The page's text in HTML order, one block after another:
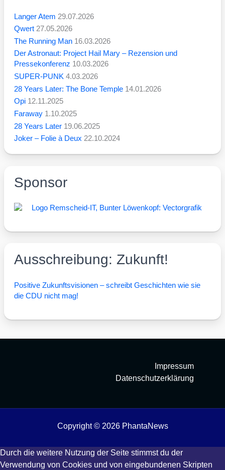
Langer Atem 29.07.2026
Qwert 27.05.2026
The Running Man 16.03.2026
Der Astronaut: Project Hail Mary – Rezension und
Pressekonferenz 10.03.2026
SUPER-PUNK 4.03.2026
28 Years Later: The Bone Temple 14.01.2026
Opi 12.11.2025
Faraway 1.10.2025
28 Years Later 19.06.2025
Joker – Folie à Deux 22.10.2024
Sponsor
Ausschreibung: Zukunft!
Posi­ti­ve Zukunfts­vi­sio­nen – schreibt Geschich­ten wie sie
die CDU nicht mag!
Impressum
Datenschutzerklärung
Copyright © 2026 PhantaNews
Durch die weitere Nutzung der Seite stimmst du der
Verwendung von Cookies und von eingebundenen Skripten